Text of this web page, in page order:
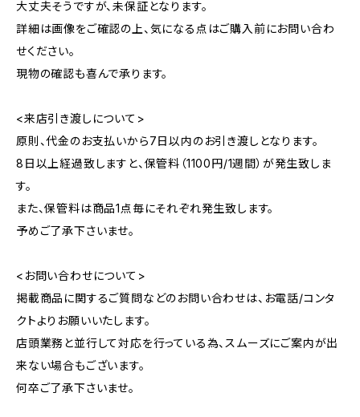
大丈夫そうですが、未保証となります。
詳細は画像をご確認の上、気になる点はご購入前にお問い合わ
せください。
現物の確認も喜んで承ります。
<来店引き渡しについて>
原則、代金のお支払いから7日以内のお引き渡しとなります。
8日以上経過致しますと、保管料（1100円/1週間）が発生致しま
す。
また、保管料は商品1点毎にそれぞれ発生致します。
予めご了承下さいませ。
<お問い合わせについて>
掲載商品に関するご質問などのお問い合わせは、お電話/コンタ
クトよりお願いいたします。
店頭業務と並行して対応を行っている為、スムーズにご案内が出
来ない場合もございます。
何卒ご了承下さいませ。